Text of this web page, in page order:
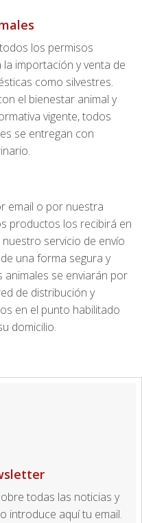
los permisos
importación y venta de
como silvestres.
el bienestar animal y
vigente, todos
se entregan con
email o por nuestra
productos los recibirá en
servicio de envío
una forma segura y
animales se enviarán por
de distribución y
en el punto habilitado
domicilio.
todas las noticias y
introduce aquí tu email.